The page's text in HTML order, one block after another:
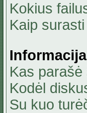
Kokius
Kaip
Kas
Kodėl
Su kuo